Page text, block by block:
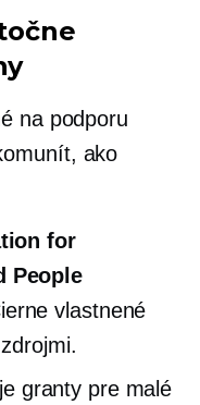
na podporu
ako
for
People
vlastnené
granty pre malé